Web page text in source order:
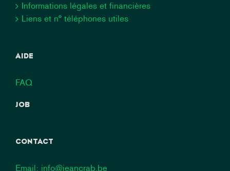
Informations légales et financières
Liens et n° téléphones utiles
AIDE
FAQ
JOB
CONTACT
Email: info@jeancrab.be